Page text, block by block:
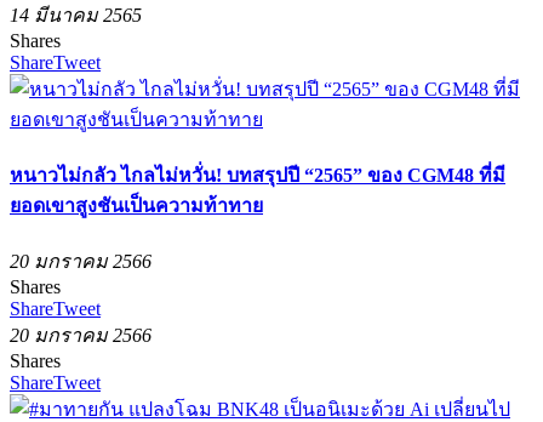
14 มีนาคม 2565
Shares
ShareTweet
หนาวไม่กลัว ไกลไม่หวั่น! บทสรุปปี “2565” ของ CGM48 ที่มี
ยอดเขาสูงชันเป็นความท้าทาย
20 มกราคม 2566
Shares
ShareTweet
20 มกราคม 2566
Shares
ShareTweet